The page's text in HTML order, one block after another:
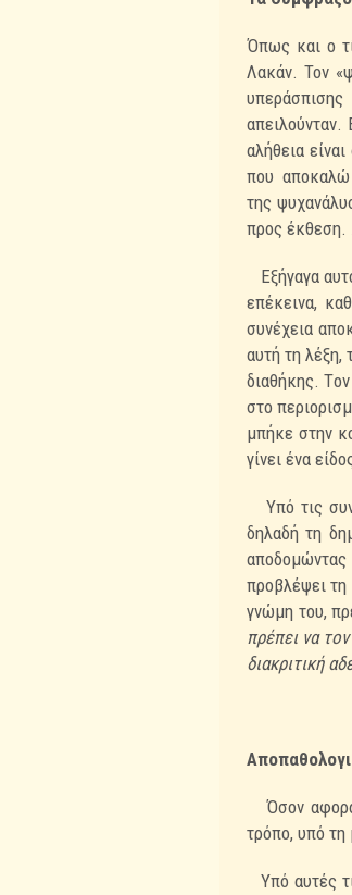
Όπως και ο
Λακάν. Τον
απειλούνταν.
αλήθεια
που αποκαλώ
της
προς έκθεση.
Εξήγαγα
επέκεινα,
συνέχεια
αυτή τη λέξη,
διαθήκης.
στο
μπήκε στην
γίνει ένα
Υπό τις
δηλαδή τη
αποδομώντας
προβλέψει τη
γνώμη του,
πρέπει να τον
διακριτική
Όσον αφορά
τρόπο, υπό τη
Υπό αυτές